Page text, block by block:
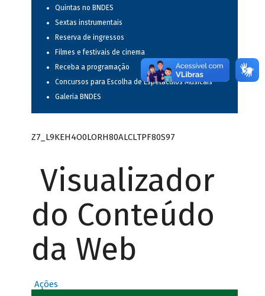
Quintas no BNDES
Sextas instrumentais
Reserva de ingressos
Filmes e festivais de cinema
Receba a programação
Concursos para Escolha de Espetáculos Musicais
Galeria BNDES
Z7_L9KEH4O0LORH80ALCLTPF80S97
Visualizador
do Conteúdo
da Web
Ações